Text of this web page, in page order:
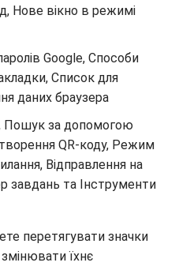
Нове вікно в режимі
Google, Способи
Список для
даних браузера
Пошук за допомогою
QR-коду, Режим
Відправлення на
завдань та Інструменти
перетягувати значки
їхнє